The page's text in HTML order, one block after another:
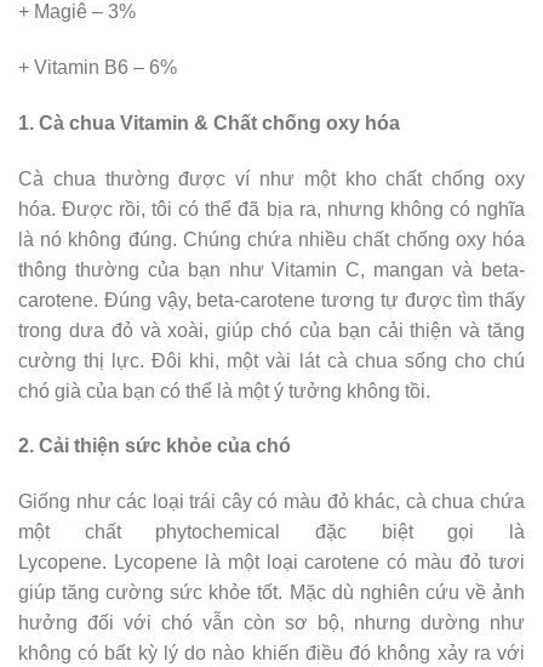
+ Magiê – 3%
+ Vitamin B6 – 6%
1. Cà chua Vitamin & Chất chống oxy hóa
Cà chua thường được ví như một kho chất chống oxy
hóa. Được rồi, tôi có thể đã bịa ra, nhưng không có nghĩa
là nó không đúng. Chúng chứa nhiều chất chống oxy hóa
thông thường của bạn như Vitamin C, mangan và beta-
carotene. Đúng vậy, beta-carotene tương tự được tìm thấy
trong dưa đỏ và xoài, giúp chó của bạn cải thiện và tăng
cường thị lực. Đôi khi, một vài lát cà chua sống cho chú
chó già của bạn có thể là một ý tưởng không tồi.
2. Cải thiện sức khỏe của chó
Giống như các loại trái cây có màu đỏ khác, cà chua chứa
một chất phytochemical đặc biệt gọi là
Lycopene. Lycopene là một loại carotene có màu đỏ tươi
giúp tăng cường sức khỏe tốt. Mặc dù nghiên cứu về ảnh
hưởng đối với chó vẫn còn sơ bộ, nhưng dường như
không có bất kỳ lý do nào khiến điều đó không xảy ra với